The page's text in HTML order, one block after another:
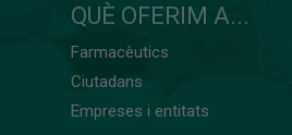
QUÈ OFERIM A...
Farmacèutics
Ciutadans
Empreses i entitats